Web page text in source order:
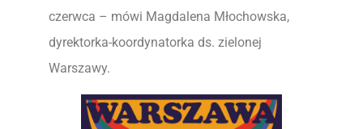
czerwca – mówi Magdalena Młochowska,
dyrektorka-koordynatorka ds. zielonej
Warszawy.